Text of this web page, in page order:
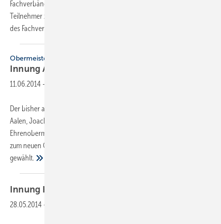
Fachverbände SHK sowie Elektro- und Informationstechnik folgten die
Teilnehmer zahlreich. Im Tagungsteil SHK erörterten die Referenten
des Fachverbandes
Obermeisterwechsel
InnungAalen
11.06.2014 -
Der bisher amtierende Obermeister der Innung Sanitär und Heizung
Aalen, Joachim Rembold, hat sein Amt abgegeben. Er wurde zum
Ehrenobermeister ernannt. Sven Geiger aus 73488 Ellenberg wurde
zum neuen Obermeister
gewählt.
Innung Heilbronn-Hohenlohe
28.05.2014 -